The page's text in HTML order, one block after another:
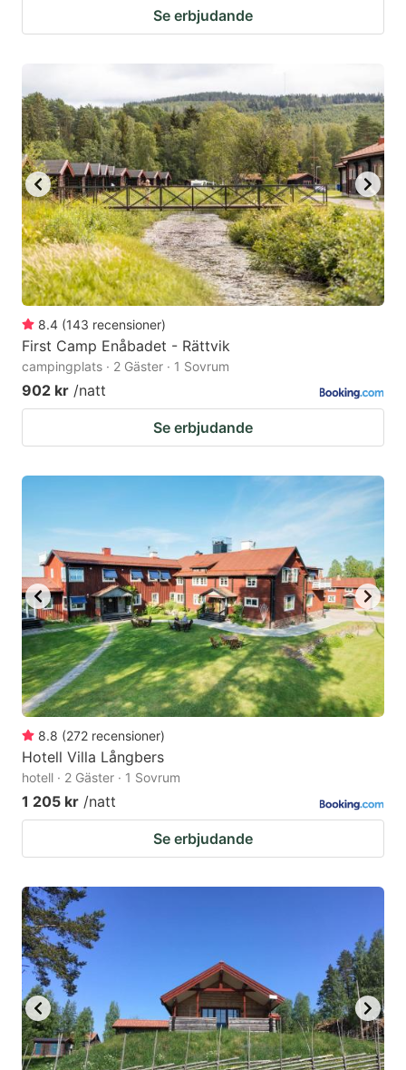
Se erbjudande
8.4 (143 recensioner)
First Camp Enåbadet - Rättvik
campingplats · 2 Gäster · 1 Sovrum
902 kr /natt
Se erbjudande
8.8 (272 recensioner)
Hotell Villa Långbers
hotell · 2 Gäster · 1 Sovrum
1 205 kr /natt
Se erbjudande